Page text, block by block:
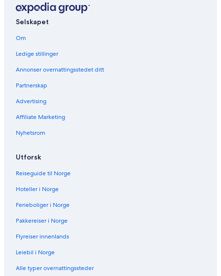
e
r
d
n
e
s
d
n
Á
i
-
r
t
c
H
t
l
p
Selskapet
Om
Ledige stillinger
Annonser overnattingsstedet ditt
Partnerskap
Advertising
Affiliate Marketing
Nyhetsrom
Utforsk
Reiseguide til Norge
Hoteller i Norge
Ferieboliger i Norge
Pakkereiser i Norge
Flyreiser innenlands
Leiebil i Norge
Alle typer overnattingssteder